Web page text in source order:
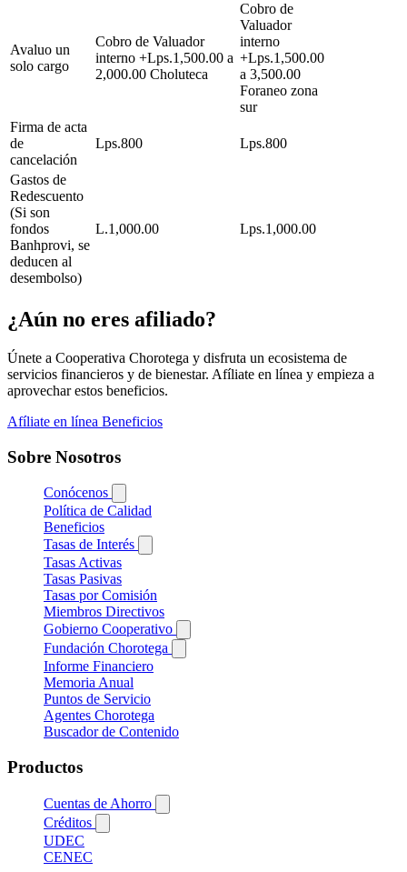
Avaluo un
solo cargo
Cobro de Valuador
interno +Lps.1,500.00 a
2,000.00 Choluteca
Cobro de
Valuador
interno
+Lps.1,500.00
a 3,500.00
Foraneo zona
sur
Firma de acta
de
cancelación
Lps.800 Lps.800
Gastos de
Redescuento
(Si son
fondos
Banhprovi, se
deducen al
desembolso)
L.1,000.00 Lps.1,000.00
¿Aún no eres afiliado?
Únete a Cooperativa Chorotega y disfruta un ecosistema de
servicios financieros y de bienestar. Afíliate en línea y empieza a
aprovechar estos beneficios.
Afíliate en línea Beneficios
Sobre Nosotros
Conócenos
Política de Calidad
Beneficios
Tasas de Interés
Tasas Activas
Tasas Pasivas
Tasas por Comisión
Miembros Directivos
Gobierno Cooperativo
Fundación Chorotega
Informe Financiero
Memoria Anual
Puntos de Servicio
Agentes Chorotega
Buscador de Contenido
Productos
Cuentas de Ahorro
Créditos
UDEC
CENEC